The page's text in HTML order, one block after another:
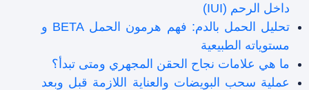
داخل الرحم (IUI)
تحليل الحمل بالدم: فهم هرمون الحمل BETA و
مستوياته الطبيعية
ما هي علامات نجاح الحقن المجهري ومتى تبدأ؟
عملية سحب البويضات والعناية اللازمة قبل وبعد